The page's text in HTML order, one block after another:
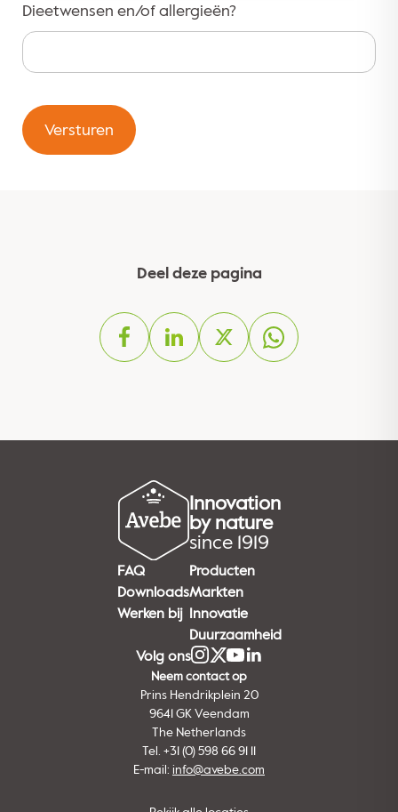
Dieetwensen en/of allergieën?
Versturen
Deel deze pagina
Innovation
by nature
since 1919
FAQ
Downloads
Werken bij
Producten
Markten
Innovatie
Duurzaamheid
Volg ons
Neem contact op
Prins Hendrikplein 20
9641 GK Veendam
The Netherlands
Tel. +31 (0) 598 66 91 11
E-mail: info@avebe.com